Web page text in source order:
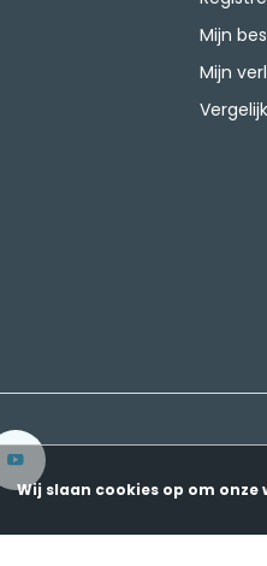
Mijn
Mijn
Wij slaan cookies op om